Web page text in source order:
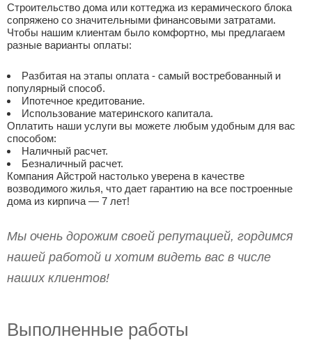
Строительство дома или коттеджа из керамического блока
сопряжено со значительными финансовыми затратами.
Чтобы нашим клиентам было комфортно, мы предлагаем
разные варианты оплаты:
Разбитая на этапы оплата - самый востребованный и
популярный способ.
Ипотечное кредитование.
Использование материнского капитала.
Оплатить наши услуги вы можете любым удобным для вас
способом:
Наличный расчет.
Безналичный расчет.
Компания Айстрой настолько уверена в качестве
возводимого жилья, что дает гарантию на все построенные
дома из кирпича — 7 лет!
Мы очень дорожим своей репутацией, гордимся
нашей работой и хотим видеть вас в числе
наших клиентов!
Выполненные работы